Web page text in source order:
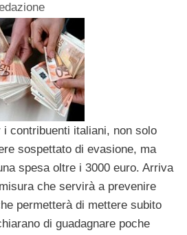
contribuenti italiani, non solo
sospettato di evasione, ma
spesa oltre i 3000 euro. Arriva
che servirà a prevenire
permetterà di mettere subito
di guadagnare poche